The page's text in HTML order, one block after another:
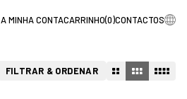
A MINHA CONTACARRINHO(0)CONTACTOS
FILTRAR & ORDENAR